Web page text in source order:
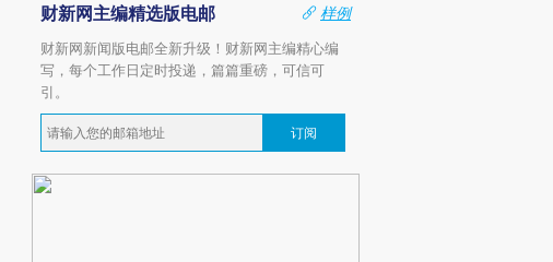
财新网主编精选版电邮
样例
财新网新闻版电邮全新升级！财新网主编精心编
写，每个工作日定时投递，篇篇重磅，可信可
引。
订阅